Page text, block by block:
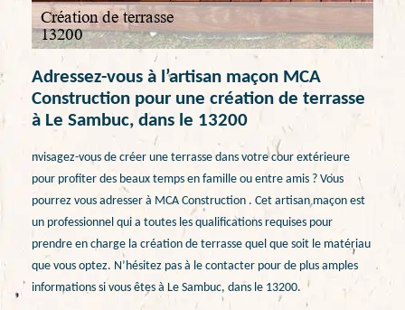
Adressez-vous à l’artisan maçon MCA
Construction pour une création de terrasse
à Le Sambuc, dans le 13200
nvisagez-vous de créer une terrasse dans votre cour extérieure
pour profiter des beaux temps en famille ou entre amis ? Vous
pourrez vous adresser à MCA Construction . Cet artisan maçon est
un professionnel qui a toutes les qualifications requises pour
prendre en charge la création de terrasse quel que soit le matériau
que vous optez. N’hésitez pas à le contacter pour de plus amples
informations si vous êtes à Le Sambuc, dans le 13200.